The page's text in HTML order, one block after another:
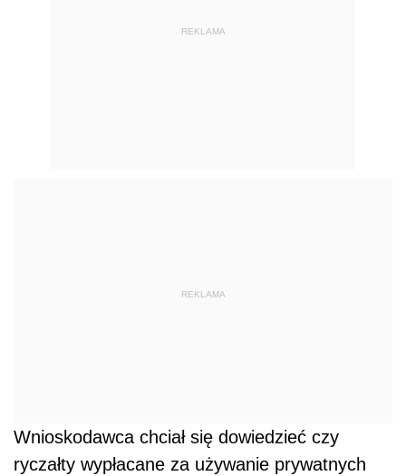
REKLAMA
REKLAMA
Wnioskodawca chciał się dowiedzieć czy
ryczałty wypłacane za używanie prywatnych